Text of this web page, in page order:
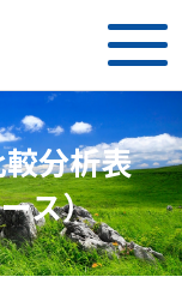
分析表
ス）